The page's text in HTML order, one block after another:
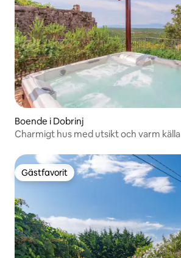
Boende i Dobrinj
Charmigt hus med utsikt och varm källa
Gästfavorit
Gästfavorit